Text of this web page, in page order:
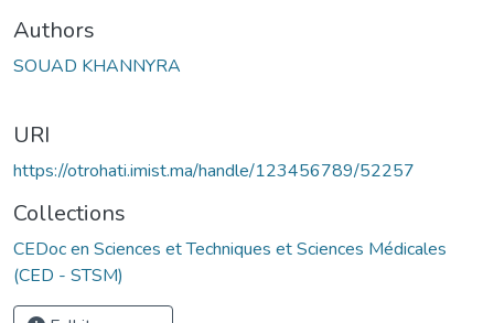
Authors
SOUAD KHANNYRA
URI
https://otrohati.imist.ma/handle/123456789/52257
Collections
CEDoc en Sciences et Techniques et Sciences Médicales
(CED - STSM)